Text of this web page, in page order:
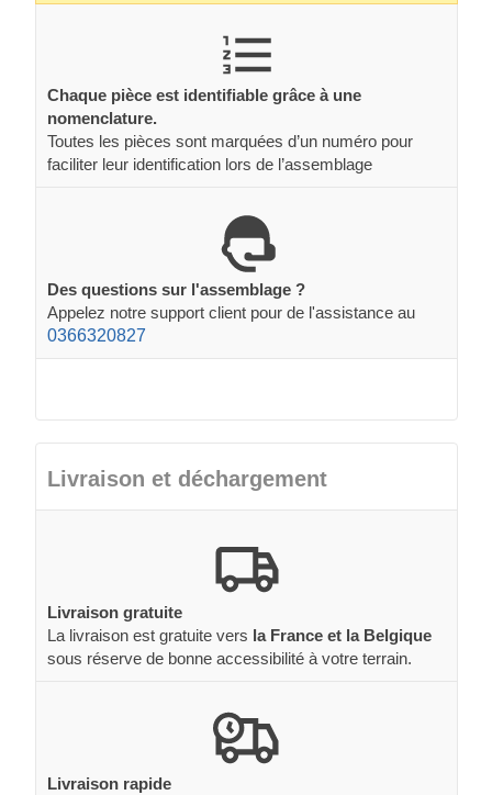
Chaque pièce est identifiable grâce à une
nomenclature.
Toutes les pièces sont marquées d’un numéro pour
faciliter leur identification lors de l’assemblage
Des questions sur l'assemblage ?
Appelez notre support client pour de l'assistance au
0366320827
Livraison et déchargement
Livraison gratuite
La livraison est gratuite vers la France et la Belgique
sous réserve de bonne accessibilité à votre terrain.
Livraison rapide